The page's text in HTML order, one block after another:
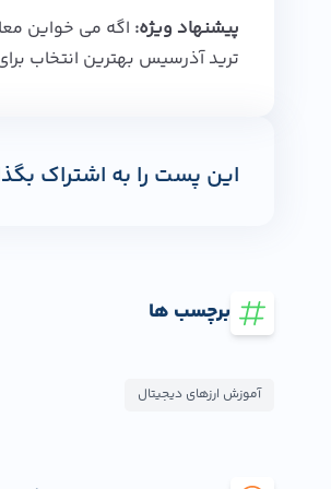
پیشنهاد ویژه: اگه می‌ خواین
تریدآذرسیس بهترین انتخاب
این پست را به اشتراک
برچسب ها
آموزش ارزهای دیجیتال